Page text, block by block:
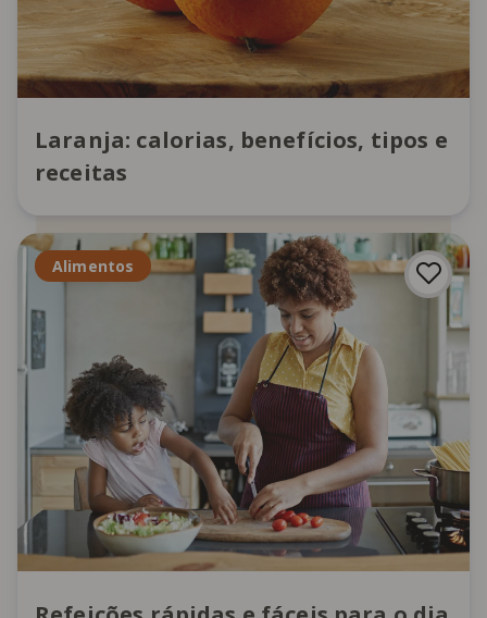
Laranja: calorias, benefícios, tipos e
receitas
Alimentos